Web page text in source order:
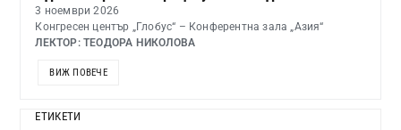
3 ноември 2026
Конгресен център „Глобус“ – Конферентна зала „Азия“
ЛЕКТОР: ТЕОДОРА НИКОЛОВА
ВИЖ ПОВЕЧЕ
ЕТИКЕТИ